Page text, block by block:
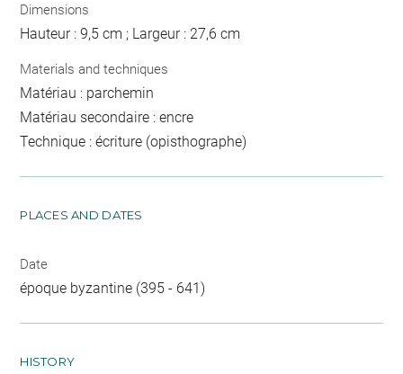
Dimensions
Hauteur : 9,5 cm ; Largeur : 27,6 cm
Materials and techniques
Matériau : parchemin
Matériau secondaire : encre
Technique : écriture (opisthographe)
PLACES AND DATES
Date
époque byzantine (395 - 641)
HISTORY